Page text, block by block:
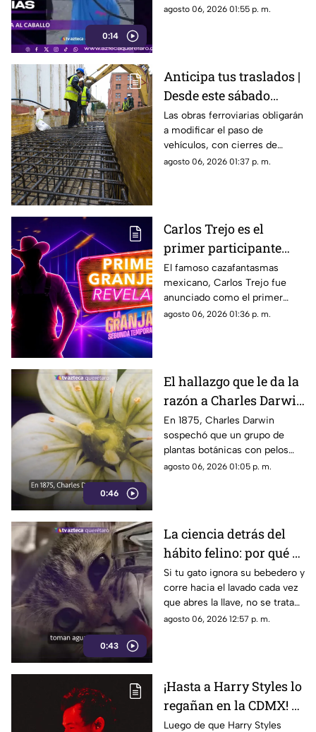
0:14
fue tratado el animal al
agosto 06, 2026 01:55 p. m.
Anticipa tus traslados |
Desde este sábado
cambiará por completo
la circulación en
Bernardo Quintana
Las obras ferroviarias obligarán
a modificar el paso de
vehículos, con cierres de
carriles y circulación en
agosto 06, 2026 01:37 p. m.
Carlos Trejo es el
primer participante
confirmado para la
segunda temporada de
'La Granja VIP’
El famoso cazafantasmas
mexicano, Carlos Trejo fue
anunciado como el primer
granjero oficial del reality show
agosto 06, 2026 01:36 p. m.
0:46
El hallazgo que le da la
razón a Charles Darwin
siglo y medio más
tarde: hallan rara
planta carnívora
En 1875, Charles Darwin
sospechó que un grupo de
plantas botánicas con pelos
pegajosos alimentaba su
agosto 06, 2026 01:05 p. m.
0:43
La ciencia detrás del
hábito felino: por qué el
agua en movimiento
del grifo es irresistible
para los gatos
Si tu gato ignora su bebedero y
corre hacia el lavado cada vez
que abres la llave, no se trata
de un capricho
agosto 06, 2026 12:57 p. m.
¡Hasta a Harry Styles lo
regañan en la CDMX! El
Metrobús aprovechó
Luego de que Harry Styles